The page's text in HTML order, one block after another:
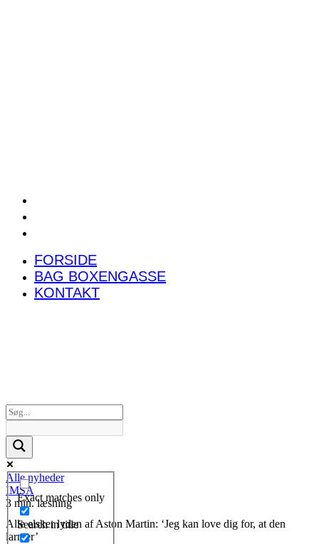
FORSIDE
BAG BOXENGASSE
KONTAKT
Exact matches only
Search in title
Alle nyheder
IMSA
3 min. læsning
Alle elsker lyden af Aston Martin: ‘Jeg kan love dig for, at den
larmer’